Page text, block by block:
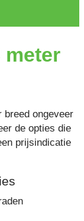
meter
breed ongeveer
de opties die
prijsindicatie